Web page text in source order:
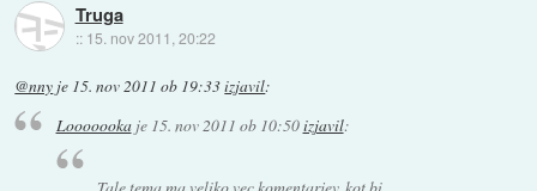
Truga
:: 15. nov 2011, 20:22
@nny je 15. nov 2011 ob 19:33izjavil:
Looooookaje 15. nov 2011 ob 10:50izjavil: